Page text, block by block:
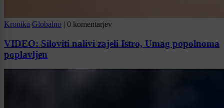
Kronika Globalno | 0 komentarjev
VIDEO: Siloviti nalivi zajeli Istro, Umag popolnoma
poplavljen